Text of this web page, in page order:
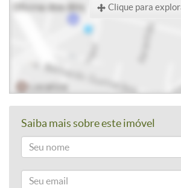
Clique para
Saiba mais sobre este imóvel